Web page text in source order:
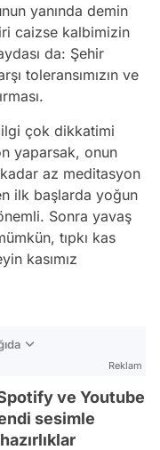
yanında demin
caizse kalbimizin
da: Şehir
toleransımızın ve
çok dikkatimi
yaparsak, onun
az meditasyon
ilk başlarda yoğun
Sonra yavaş
tıpkı kas
kasımız
Reklam
ve Youtube
sesimle